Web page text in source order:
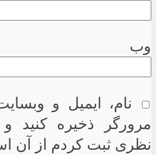
وب
نام، ایمیل و
مرورگر ذخیره کنید
نظری ثبت کردم از آن